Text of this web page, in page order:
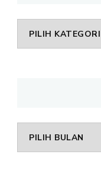
DAFTAR
MENU
Arsip